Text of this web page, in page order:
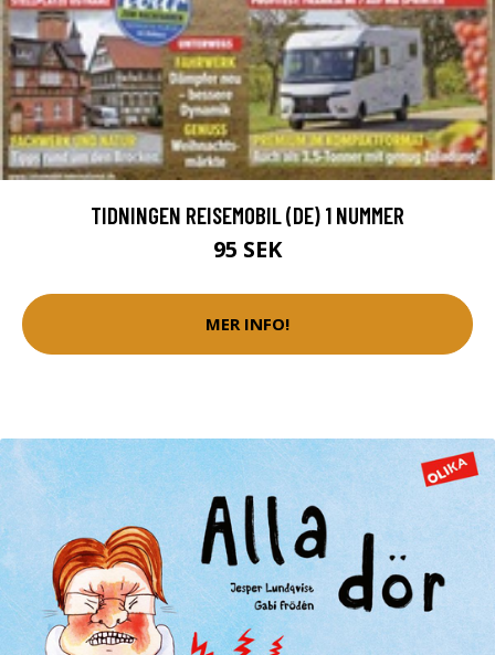
TIDNINGEN REISEMOBIL (DE) 1 NUMMER
95 SEK
MER INFO!